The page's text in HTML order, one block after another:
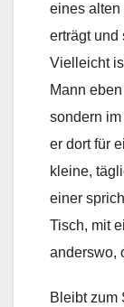
eines alten
erträgt und
Vielleicht
Mann
sondern
er dort für
kleine,
einer
Tisch, mit
anderswo,
Bleibt zum